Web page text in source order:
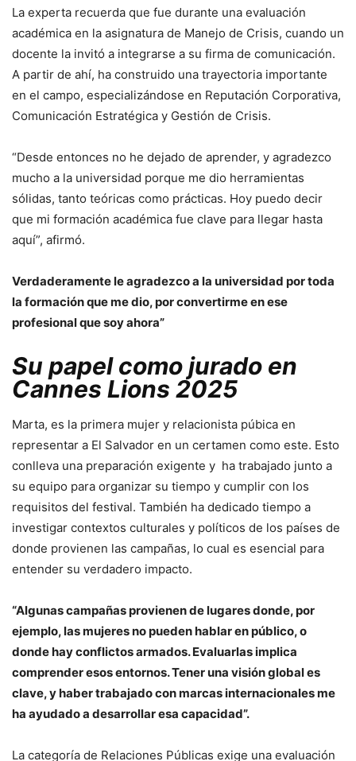
La experta recuerda que fue durante una evaluación
académica en la asignatura de Manejo de Crisis, cuando un
docente la invitó a integrarse a su firma de comunicación.
A partir de ahí, ha construido una trayectoria importante
en el campo, especializándose en Reputación Corporativa,
Comunicación Estratégica y Gestión de Crisis.
“Desde entonces no he dejado de aprender, y agradezco
mucho a la universidad porque me dio herramientas
sólidas, tanto teóricas como prácticas. Hoy puedo decir
que mi formación académica fue clave para llegar hasta
aquí”, afirmó.
Verdaderamente le agradezco a la universidad por toda
la formación que me dio, por convertirme en ese
profesional que soy ahora”
Su papel como jurado en
Cannes Lions 2025
Marta, es la primera mujer y relacionista púbica en
representar a El Salvador en un certamen como este. Esto
conlleva una preparación exigente y ha trabajado junto a
su equipo para organizar su tiempo y cumplir con los
requisitos del festival. También ha dedicado tiempo a
investigar contextos culturales y políticos de los países de
donde provienen las campañas, lo cual es esencial para
entender su verdadero impacto.
“Algunas campañas provienen de lugares donde, por
ejemplo, las mujeres no pueden hablar en público, o
donde hay conflictos armados. Evaluarlas implica
comprender esos entornos. Tener una visión global es
clave, y haber trabajado con marcas internacionales me
ha ayudado a desarrollar esa capacidad”.
La categoría de Relaciones Públicas exige una evaluación